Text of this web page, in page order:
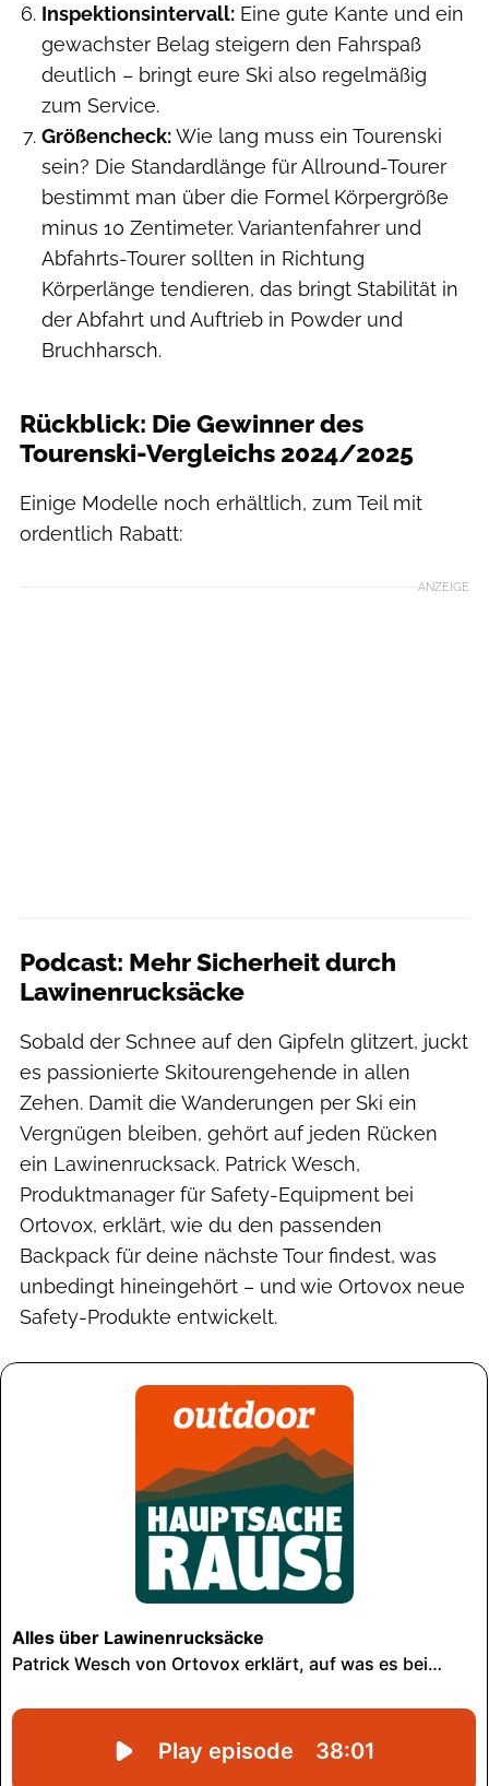
Inspektionsintervall: Eine gute Kante und ein
gewachster Belag steigern den Fahrspaß
deutlich – bringt eure Ski also regelmäßig
zum Service.
Größencheck:Wie lang muss ein Tourenski
sein? Die Standardlänge für Allround-Tourer
bestimmt man über die Formel Körpergröße
minus 10 Zentimeter. Variantenfahrer und
Abfahrts-Tourer sollten in Richtung
Körperlänge tendieren, das bringt Stabilität in
der Abfahrt und Auftrieb in Powder und
Bruchharsch.
Rückblick: Die Gewinner des
Tourenski-Vergleichs 2024/2025
Einige Modelle noch erhältlich, zum Teil mit
ordentlich Rabatt:
ANZEIGE
Podcast: Mehr Sicherheit durch
Lawinenrucksäcke
Sobald der Schnee auf den Gipfeln glitzert, juckt
es passionierte Skitourengehende in allen
Zehen. Damit die Wanderungen per Ski ein
Vergnügen bleiben, gehört auf jeden Rücken
ein Lawinenrucksack. Patrick Wesch,
Produktmanager für Safety-Equipment bei
Ortovox, erklärt, wie du den passenden
Backpack für deine nächste Tour findest, was
unbedingt hineingehört – und wie Ortovox neue
Safety-Produkte entwickelt.